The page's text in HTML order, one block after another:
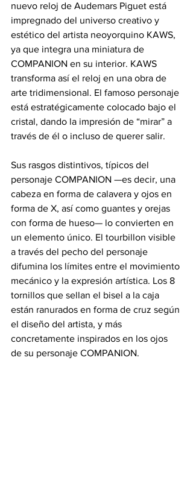
nuevo reloj de Audemars Piguet está
impregnado del universo creativo y
estético del artista neoyorquino KAWS,
ya que integra una miniatura de
COMPANION en su interior. KAWS
transforma así el reloj en una obra de
arte tridimensional. El famoso personaje
está estratégicamente colocado bajo el
cristal, dando la impresión de “mirar” a
través de él o incluso de querer salir.
Sus rasgos distintivos, típicos del
personaje COMPANION —es decir, una
cabeza en forma de calavera y ojos en
forma de X, así como guantes y orejas
con forma de hueso— lo convierten en
un elemento único. El tourbillon visible
a través del pecho del personaje
difumina los límites entre el movimiento
mecánico y la expresión artística. Los 8
tornillos que sellan el bisel a la caja
están ranurados en forma de cruz según
el diseño del artista, y más
concretamente inspirados en los ojos
de su personaje COMPANION.